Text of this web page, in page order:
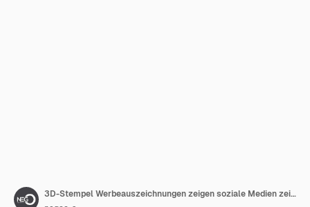
3D-Stempel Werbeauszeichnungen zeigen soziale Medien zeigen Preise